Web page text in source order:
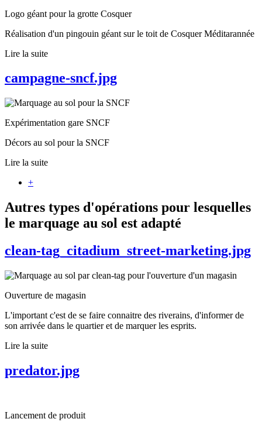
Logo géant pour la grotte Cosquer
Réalisation d'un pingouin géant sur le toit de Cosquer Méditarannée
Lire la suite
campagne-sncf.jpg
Expérimentation gare SNCF
Décors au sol pour la SNCF
Lire la suite
+
Autres types d'opérations pour lesquelles
le marquage au sol est adapté
clean-tag_citadium_street-marketing.jpg
Ouverture de magasin
L'important c'est de se faire connaitre des riverains, d'informer de
son arrivée dans le quartier et de marquer les esprits.
Lire la suite
predator.jpg
Lancement de produit